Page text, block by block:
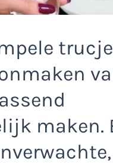
maken.